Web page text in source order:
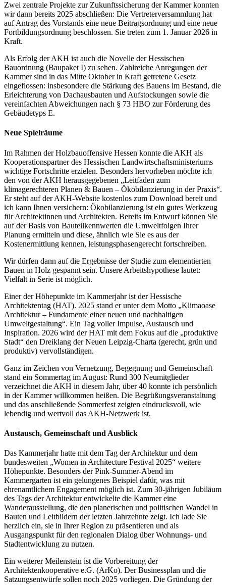
Zwei zentrale Projekte zur Zukunftssicherung der Kammer konnten
wir dann bereits 2025 abschließen: Die Vertreterversammlung hat
auf Antrag des Vorstands eine neue Beitragsordnung und eine neue
Fortbildungsordnung beschlossen. Sie treten zum 1. Januar 2026 in
Kraft.
Als Erfolg der AKH ist auch die Novelle der Hessischen
Bauordnung (Baupaket I) zu sehen. Zahlreiche Anregungen der
Kammer sind in das Mitte Oktober in Kraft getretene Gesetz
eingeflossen: insbesondere die Stärkung des Bauens im Bestand, die
Erleichterung von Dachausbauten und Aufstockungen sowie die
vereinfachten Abweichungen nach § 73 HBO zur Förderung des
Gebäudetyps E.
Neue Spielräume
Im Rahmen der Holzbauoffensive Hessen konnte die AKH als
Kooperationspartner des Hessischen Landwirtschaftsministeriums
wichtige Fortschritte erzielen. Besonders hervorheben möchte ich
den von der AKH herausgegebenen „Leitfaden zum
klimagerechteren Planen & Bauen – Ökobilanzierung in der Praxis“.
Er steht auf der AKH-Website kostenlos zum Download bereit und
ich kann Ihnen versichern: Ökobilanzierung ist ein gutes Werkzeug
für Architektinnen und Architekten. Bereits im Entwurf können Sie
auf der Basis von Bauteilkennwerten die Umweltfolgen Ihrer
Planung ermitteln und diese, ähnlich wie Sie es aus der
Kostenermittlung kennen, leistungsphasengerecht fortschreiben.
Wir dürfen dann auf die Ergebnisse der Studie zum elementierten
Bauen in Holz gespannt sein. Unsere Arbeitshypothese lautet:
Vielfalt in Serie ist möglich.
Einer der Höhepunkte im Kammerjahr ist der Hessische
Architektentag (HAT). 2025 stand er unter dem Motto „Klimaoase
Architektur – Fundamente einer neuen und nachhaltigen
Umweltgestaltung“. Ein Tag voller Impulse, Austausch und
Inspiration. 2026 wird der HAT mit dem Fokus auf die „produktive
Stadt“ den Dreiklang der Neuen Leipzig-Charta (gerecht, grün und
produktiv) vervollständigen.
Ganz im Zeichen von Vernetzung, Begegnung und Gemeinschaft
stand ein Sommertag im August: Rund 300 Neumitglieder
verzeichnet die AKH in diesem Jahr, über 40 konnte ich persönlich
in der Kammer willkommen heißen. Die Begrüßungsveranstaltung
und das anschließende Sommerfest zeigten eindrucksvoll, wie
lebendig und wertvoll das AKH-Netzwerk ist.
Austausch, Gemeinschaft und Ausblick
Das Kammerjahr hatte mit dem Tag der Architektur und dem
bundesweiten „Women in Architecture Festival 2025“ weitere
Höhepunkte. Besonders der Pink-Summer-Abend im
Kammergarten ist ein gelungenes Beispiel dafür, was mit
ehrenamtlichem Engagement möglich ist. Zum 30-jährigen Jubiläum
des Tags der Architektur entwickelte die Kammer eine
Wanderausstellung, die den planerischen und politischen Wandel in
Bauten und Leitbildern der letzten Jahrzehnte zeigt. Ich lade Sie
herzlich ein, sie in Ihrer Region zu präsentieren und als
Ausgangspunkt für den regionalen Dialog über Wohnungs- und
Stadtentwicklung zu nutzen.
Ein weiterer Meilenstein ist die Vorbereitung der
Architektenkooperative e.G. (ArKo). Der Businessplan und die
Satzungsentwürfe sollen noch 2025 vorliegen. Die Gründung der